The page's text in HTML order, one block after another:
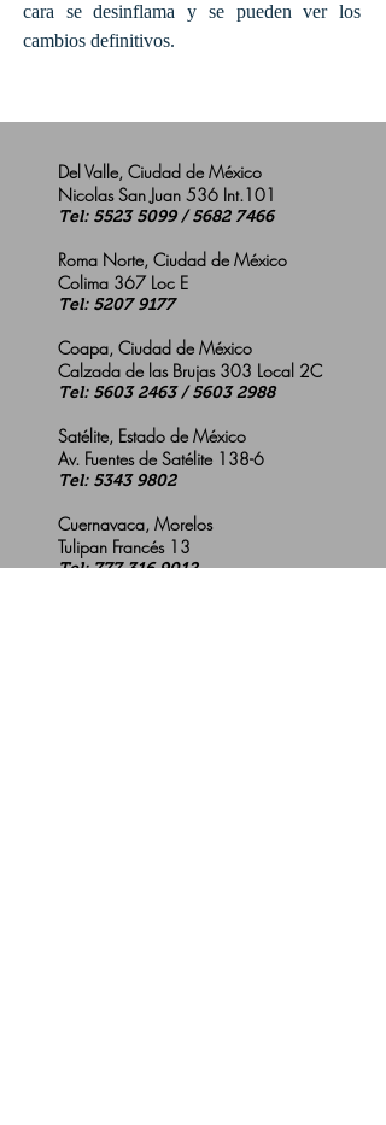
cara se desinflama y se pueden ver los
cambios definitivos.
Del Valle, Ciudad de México
Nicolas San Juan 536 Int.101
Tel: 5523 5099/5682 7466
Roma Norte, Ciudad de México
Colima 367 Loc E
Tel: 5207 9177
Coapa, Ciudad de México
Calzada de las Brujas 303 Local 2C
Tel: 5603 2463/5603 2988
Satélite, Estado de México
Av. Fuentes de Satélite 138-6
Tel: 5343 9802
Cuernavaca, Morelos
Tulipan Francés 13
Tel:777 316 9012